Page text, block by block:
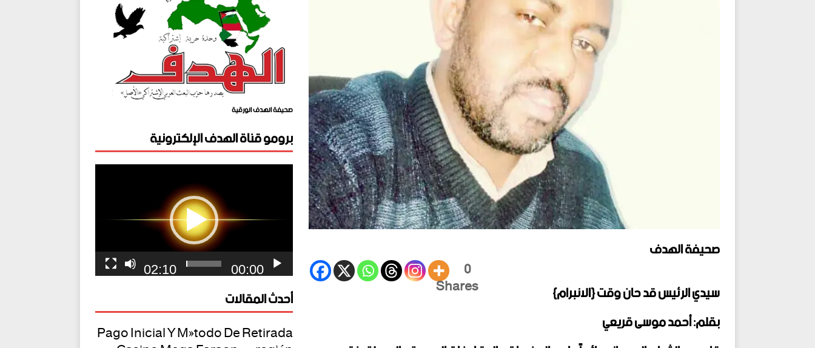
صحيفة الهدف
0
Shares
سيدي الرئيس قد حان وقت {الانبرام}
بقلم: أحمد موسى قريعي
صحيفة الهدف الورقية
برومو قناة الهدف الإلكترونية
مشغل
00:00
02:10
أحدث المقالات
Pago Inicial Y Método De Retirada